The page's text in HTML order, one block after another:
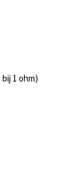
bij 1 ohm)